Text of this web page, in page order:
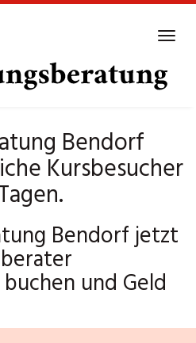
Bendorf
Kursbesucher
Bendorf jetzt
und Geld